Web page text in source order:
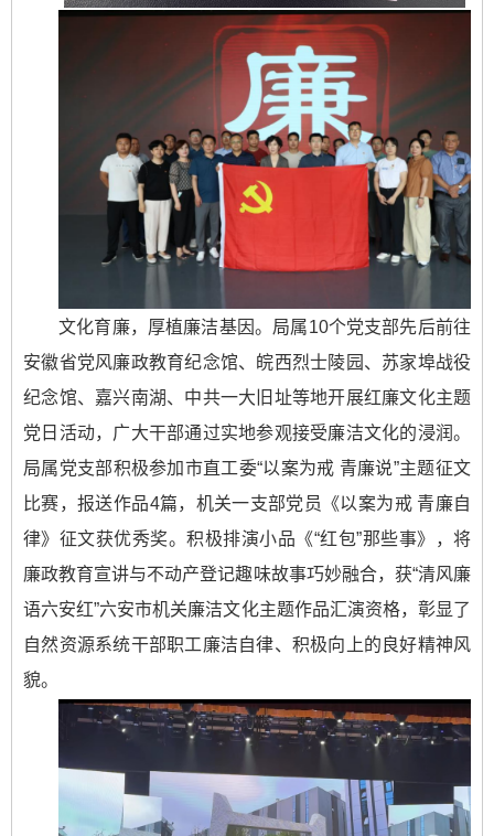
文化育廉，厚植廉洁基因。局属10个党支部先后前往
安徽省党风廉政教育纪念馆、皖西烈士陵园、苏家埠战役
纪念馆、嘉兴南湖、中共一大旧址等地开展红廉文化主题
党日活动，广大干部通过实地参观接受廉洁文化的浸润。
局属党支部积极参加市直工委“以案为戒 青廉说”主题征文
比赛，报送作品4篇，机关一支部党员《以案为戒 青廉自
律》征文获优秀奖。积极排演小品《“红包”那些事》，将
廉政教育宣讲与不动产登记趣味故事巧妙融合，获“清风廉
语六安红”六安市机关廉洁文化主题作品汇演资格，彰显了
自然资源系统干部职工廉洁自律、积极向上的良好精神风
貌。